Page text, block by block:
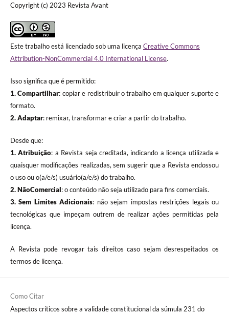
Copyright (c) 2023 Revista Avant
Este trabalho está licenciado sob uma licença Creative Commons
Attribution-NonCommercial 4.0 International License.
Isso significa que é permitido:
1. Compartilhar: copiar e redistribuir o trabalho em qualquer suporte e
formato.
2. Adaptar: remixar, transformar e criar a partir do trabalho.
Desde que:
1. Atribuição: a Revista seja creditada, indicando a licença utilizada e
quaisquer modificações realizadas, sem sugerir que a Revista endossou
o uso ou o(a/e/s) usuário(a/e/s) do trabalho.
2. NãoComercial: o conteúdo não seja utilizado para fins comerciais.
3.Sem Limites Adicionais: não sejam impostas restrições legais ou
tecnológicas que impeçam outrem de realizar ações permitidas pela
licença.
A Revista pode revogar tais direitos caso sejam desrespeitados os
termos de licença.
Como Citar
Aspectos críticos sobre a validade constitucional da súmula 231 do